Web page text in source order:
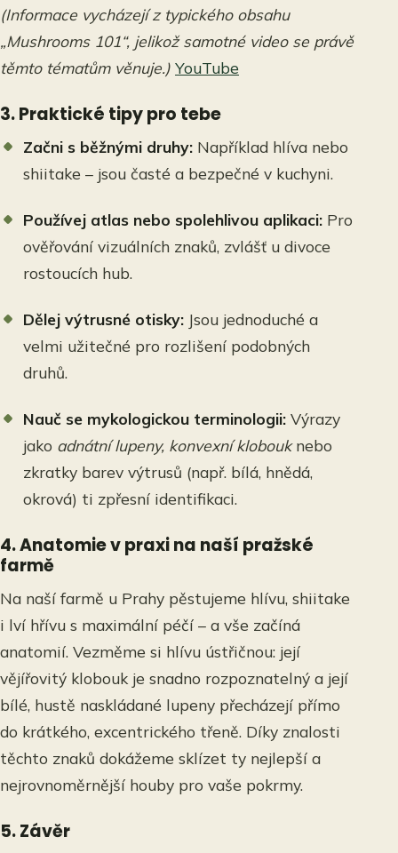
(Informace vycházejí z typického obsahu
„Mushrooms 101“, jelikož samotné video se právě
těmto tématům věnuje.) YouTube
3. Praktické tipy pro tebe
Začni s běžnými druhy: Například hlíva nebo
shiitake – jsou časté a bezpečné v kuchyni.
Používej atlas nebo spolehlivou aplikaci: Pro
ověřování vizuálních znaků, zvlášť u divoce
rostoucích hub.
Dělej výtrusné otisky: Jsou jednoduché a
velmi užitečné pro rozlišení podobných
druhů.
Nauč se mykologickou terminologii: Výrazy
jako adnátní lupeny, konvexní klobouknebo
zkratky barev výtrusů (např. bílá, hnědá,
okrová) ti zpřesní identifikaci.
4. Anatomie v praxi na naší pražské
farmě
Na naší farmě u Prahy pěstujeme hlívu, shiitake
i lví hřívu s maximální péčí – a vše začíná
anatomií. Vezměme si hlívu ústřičnou: její
vějířovitý klobouk je snadno rozpoznatelný a její
bílé, hustě naskládané lupeny přecházejí přímo
do krátkého, excentrického třeně. Díky znalosti
těchto znaků dokážeme sklízet ty nejlepší a
nejrovnoměrnější houby pro vaše pokrmy.
5. Závěr